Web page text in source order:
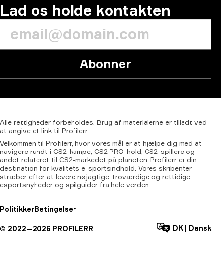
Lad os holde kontakten
Abonner
Alle rettigheder forbeholdes. Brug af materialerne er tilladt ved
at angive et link til Profilerr.
Velkommen til Profilerr, hvor vores mål er at hjælpe dig med at
navigere rundt i CS2-kampe, CS2 PRO-hold, CS2-spillere og
andet relateret til CS2-markedet på planeten. Profilerr er din
destination for kvalitets e-sportsindhold. Vores skribenter
stræber efter at levere nøjagtige, troværdige og rettidige
esportsnyheder og spilguider fra hele verden.
PolitikkerBetingelser
© 2022—2026 PROFILERR DK Dansk